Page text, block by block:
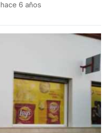
hace 6 años